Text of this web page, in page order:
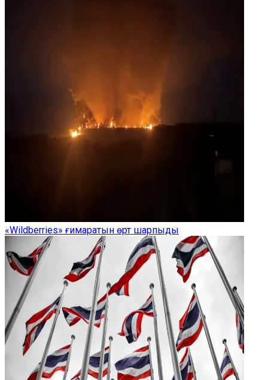
«Wildberries» ғимаратын өрт шарпыды